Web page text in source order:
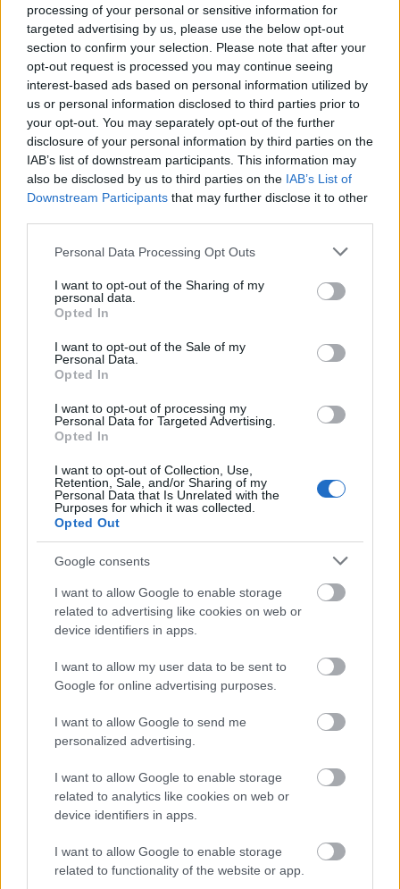
processing of your personal or sensitive information for
targeted advertising by us, please use the below opt-out
section to confirm your selection. Please note that after your
opt-out request is processed you may continue seeing
interest-based ads based on personal information utilized by
us or personal information disclosed to third parties prior to
your opt-out. You may separately opt-out of the further
disclosure of your personal information by third parties on the
IAB’s list of downstream participants. This information may
also be disclosed by us to third parties on the IAB’s List of
Downstream Participants that may further disclose it to other
Please note that this website/app uses one or more Google
not limited to your visit or usage behaviour. You may click to
grant or deny consent to Google and its third-party tags to
use your data for below specified purposes in below Google
consent section.
Personal Data Processing Opt Outs
I want to opt-out of the Sharing of my
personal data.
Opted In
I want to opt-out of the Sale of my
Personal Data.
Opted In
I want to opt-out of processing my
Personal Data for Targeted Advertising.
Opted In
I want to opt-out of Collection, Use,
Retention, Sale, and/or Sharing of my
Personal Data that Is Unrelated with the
Purposes for which it was collected.
Opted Out
Google consents
I want to allow Google to enable storage
related to advertising like cookies on web or
device identifiers in apps.
I want to allow my user data to be sent to
Google for online advertising purposes.
I want to allow Google to send me
personalized advertising.
I want to allow Google to enable storage
related to analytics like cookies on web or
device identifiers in apps.
I want to allow Google to enable storage
related to functionality of the website or app.
Név
E-mail cím
Feliratkozom a hírlevélre és elfogadom azadatvédelmi
szabályzatot!
FELIRATKOZÁS
Aktuális
árnyékában?
másodfokúra csökken a riasztás
HIRDETÉS
HIRDETÉS
HIRDETÉS
LEGOLVASOTTABB